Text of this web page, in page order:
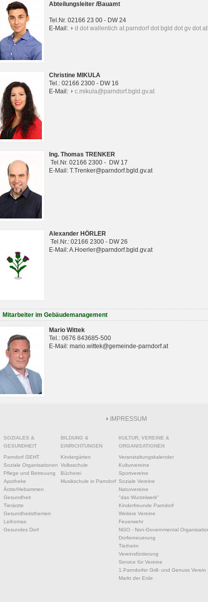
Abteilungsleiter /Bauamt
Tel.Nr. 02166 23 00 - DW 24
E-Mail:
d dot wallentich at parndorf dot bgld dot gv dot at
Christine MIKULA
Tel.: 02166 2300 - DW 16
E-Mail:
c.mikula@parndorf.bgld.gv.at
Ing. Thomas TRENKER
Tel.Nr. 02166 2300 - DW 17
E-Mail: T.Trenker@parndorf.bgld.gv.at
Alexander HÖRLER
Tel.Nr.: 02166 2300 - DW 26
E-Mail: A.Hoerler@parndorf.bgld.gv.at
Mitarbeiter im Gebäudemanagement
Mario Wittek
Tel.: 0676 843685-500
E-Mail: mario.wittek@gemeinde-parndorf.at
IMPRESSUM
SOZIALES &
GESUNDHEIT
Parndorf GEHT
Soziale Organisationen
Pflege und Betreuung
Apotheke
Ärzte/Hebammen
Gesundheit
Tierärzte
Gesundheitsthemen
Leihomas
Gesundes Dorf
BILDUNG &
EINRICHTUNGEN
Kindergärten
Volksschule
Bücherei
Musikschule in Parndorf
KULTUR, VEREINE &
ORGANISATIONEN
Veranstaltungskalender
Kulturvereine
Sportvereine
Soziale Vereine
Naturvereine
"das Wurzelwerk"
Kinderfreunde Parndorf
Weitere Vereine
Feuerwehr
NGO - Non-Governmental
Dorferneuerung
Tierheim
Vereinsförderung
Service für Vereine
1.Parndorfer Grill- und Genuss Verein
Markt der Erde